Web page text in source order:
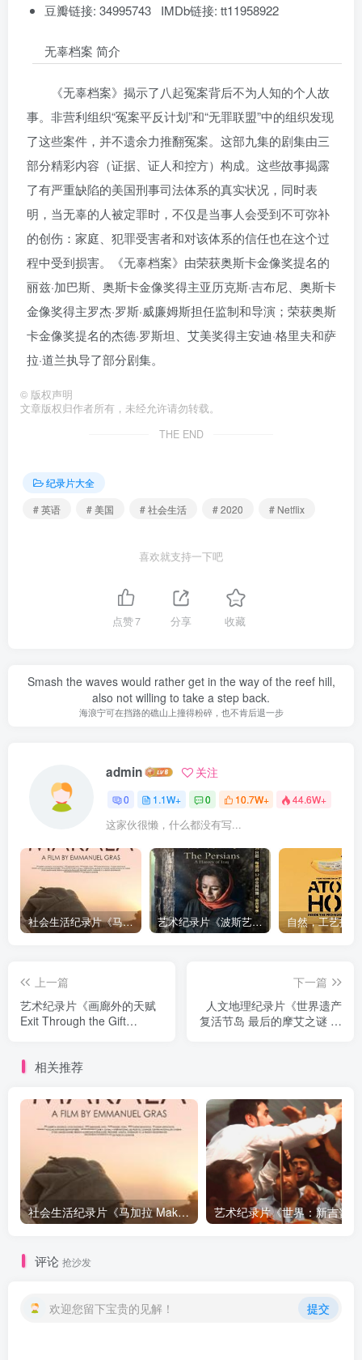
豆瓣链接: 34995743 IMDb链接: tt11958922
无辜档案 简介
《无辜档案》揭示了八起冤案背后不为人知的个人故
事。非营利组织“冤案平反计划”和“无罪联盟”中的组织发现
了这些案件，并不遗余力推翻冤案。这部九集的剧集由三
部分精彩内容（证据、证人和控方）构成。这些故事揭露
了有严重缺陷的美国刑事司法体系的真实状况，同时表
明，当无辜的人被定罪时，不仅是当事人会受到不可弥补
的创伤：家庭、犯罪受害者和对该体系的信任也在这个过
程中受到损害。《无辜档案》由荣获奥斯卡金像奖提名的
丽兹·加巴斯、奥斯卡金像奖得主亚历克斯·吉布尼、奥斯卡
金像奖得主罗杰·罗斯·威廉姆斯担任监制和导演；荣获奥斯
卡金像奖提名的杰德·罗斯坦、艾美奖得主安迪·格里夫和萨
拉·道兰执导了部分剧集。
© 版权声明
文章版权归作者所有，未经允许请勿转载。
THE END
纪录片大全
# 英语
# 美国 # 社会生活 # 2020 # Netflix
喜欢就支持一下吧
点赞7 分享 收藏
Smash the waves would rather get in the way of the reef hill,
also not willing to take a step back.
海浪宁可在挡路的礁山上撞得粉碎，也不肯后退一步
admin 关注
0 1.1W+ 0 10.7W+ 44.6W+
这家伙很懒，什么都没有写...
社会生活纪录片《马加拉 Makala》下载 艺术纪录片《波斯艺术 Art of Persia》下载
上一篇
艺术纪录片《画廊外的天赋
Exit Through the Gift
下一篇
人文地理纪录片《世界遗产
复活节岛 最后的摩艾之谜 世
相关推荐
社会生活纪录片《马加拉 Makala》下载
评论 抢沙发
欢迎您留下宝贵的见解！ 提交